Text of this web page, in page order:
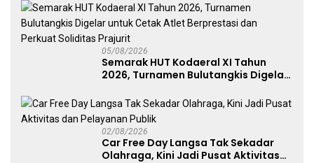
05/08/2026
Semarak HUT Kodaeral XI Tahun
2026, Turnamen Bulutangkis Digelar
Perkuat Soliditas Prajurit
02/08/2026
Car Free Day Langsa Tak Sekadar
Olahraga, Kini Jadi Pusat Aktivitas